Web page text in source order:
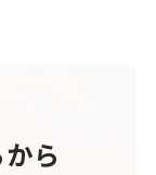
ら